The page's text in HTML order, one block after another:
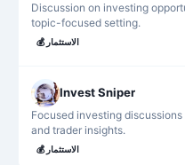
Discussion on investing
topic-focused setting.
💰 الاستثمار
Invest Sniper
Focused investing
and trader insights.
💰 الاستثمار